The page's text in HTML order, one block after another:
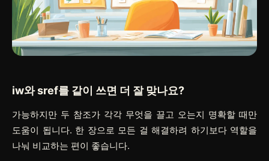
iw와 sref를 같이 쓰면 더 잘 맞나요?
가능하지만 두 참조가 각각 무엇을 끌고 오는지 명확할 때만
도움이 됩니다. 한 장으로 모든 걸 해결하려 하기보다 역할을
나눠 비교하는 편이 좋습니다.